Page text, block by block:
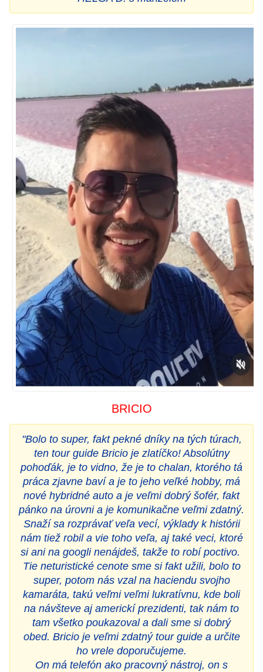
BRICIO
"Bolo to super, fakt pekné dníky na tých túrach,
ten tour guide Bricio je zlatíčko! Absolútny
pohoďák, je to vidno, že je to chalan, ktorého tá
práca zjavne baví a je to jeho veľké hobby, má
nové hybridné auto a je veľmi dobrý šofér, fakt
pánko na úrovni a je komunikačne veľmi zdatný.
Snaží sa rozprávať veľa vecí, výklady k histórii
nám tiež robil a vie toho veľa, aj také veci, ktoré
si ani na googli nenájdeš, takže to robí poctivo.
Tie neturistické cenote sme si fakt užili, bolo to
super, potom nás vzal na haciendu svojho
kamaráta, takú veľmi veľmi lukratívnu, kde boli
na návšteve aj americkí prezidenti, tak nám to
tam všetko poukazoval a dali sme si dobrý
obed. Bricio je veľmi zdatný tour guide a určite
ho vrele doporučujeme.
On má telefón ako pracovný nástroj, on s